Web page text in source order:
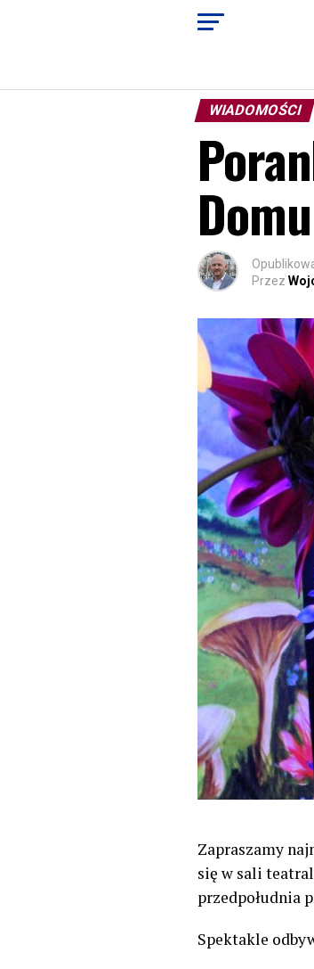
WIADOMOŚCI
Przez
Zapraszamy
się w sali
przedpołudnia
Spektakle